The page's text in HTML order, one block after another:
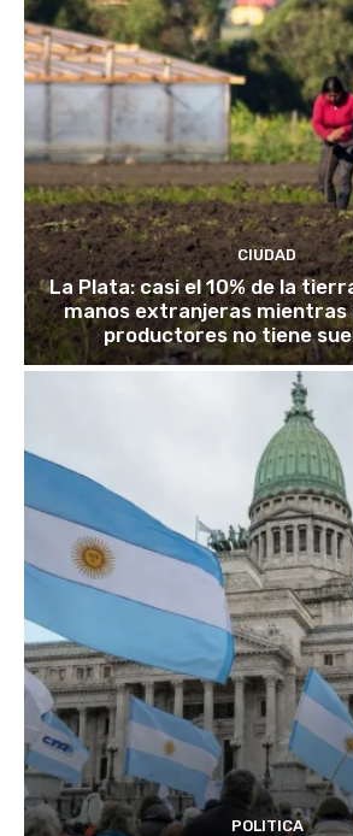
CIUDAD
La Plata: casi el 10% de la
manos extranjeras mientras
productores no tiene
POLITICA